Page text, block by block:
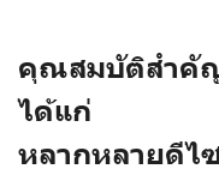
คุณสมบัติสำคัญ
ได้แก่
หลากหลายดีไ